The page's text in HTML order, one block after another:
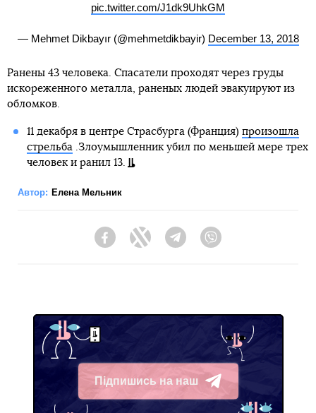
pic.twitter.com/J1dk9UhkGM
— Mehmet Dikbayır (@mehmetdikbayir) December 13, 2018
Ранены 43 человека. Спасатели проходят через груды
искореженного металла, раненых людей эвакуируют из
обломков.
11 декабря в центре Страсбурга (Франция) произошла
стрельба.Злоумышленник убил по меньшей мере трех
человек и ранил 13.
Автор: Елена Мельник
FacebookTwitter Telegram
Підпишись на наш
Telegram